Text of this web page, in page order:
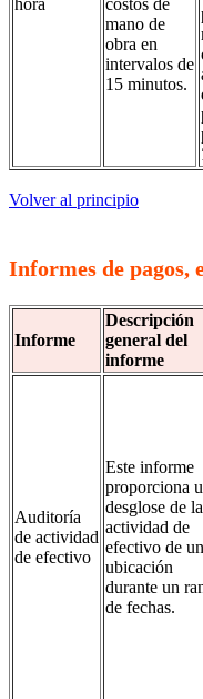
hora
costos de
mano de
obra en
intervalos de
15 minutos.
Volver al principio
Informes de pagos,
Informe
Descripción
general del
informe
Auditoría
de actividad
de efectivo
Este informe
proporciona
desglose de la
actividad de
efectivo de
ubicación
durante un
de fechas.